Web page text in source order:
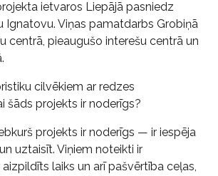
ietvaros Liepājā pasniedz
Ignatovu. Viņas pamatdarbs Grobiņā
centrā, pieaugušo interešu centrā un
cilvēkiem ar redzes
šāds projekts ir noderīgs?
projekts ir noderīgs — ir iespēja
uztaisīt. Viņiem noteikti ir
laiks un arī pašvērtība ceļas,